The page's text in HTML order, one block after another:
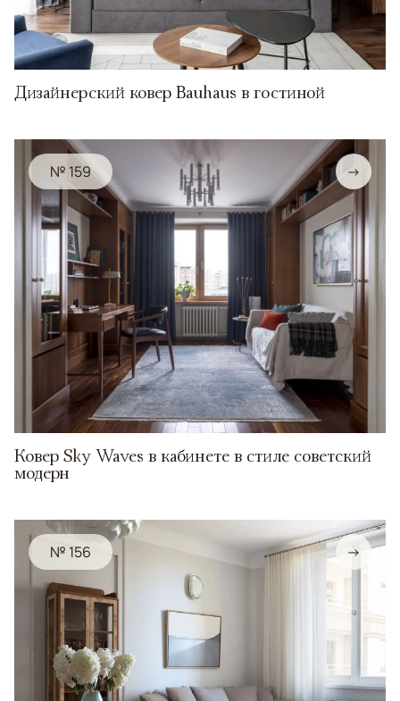
Дизайнерский ковер Bauhaus в гостиной
№ 159 →
Ковер Sky Waves в кабинете в стиле советский
модерн
№ 156 →